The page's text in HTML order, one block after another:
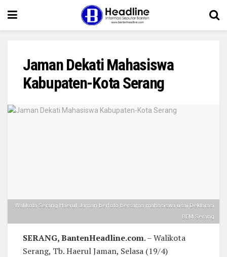
Jaman Dekati Mahasiswa
Kabupaten-Kota Serang
Walikota Serang Haerul Jaman berfoto bersama mahasiswa usai Deklarasi
BEM Serang
SERANG, BantenHeadline.com. – Walikota
Serang, Tb. Haerul Jaman, Selasa (19/4)